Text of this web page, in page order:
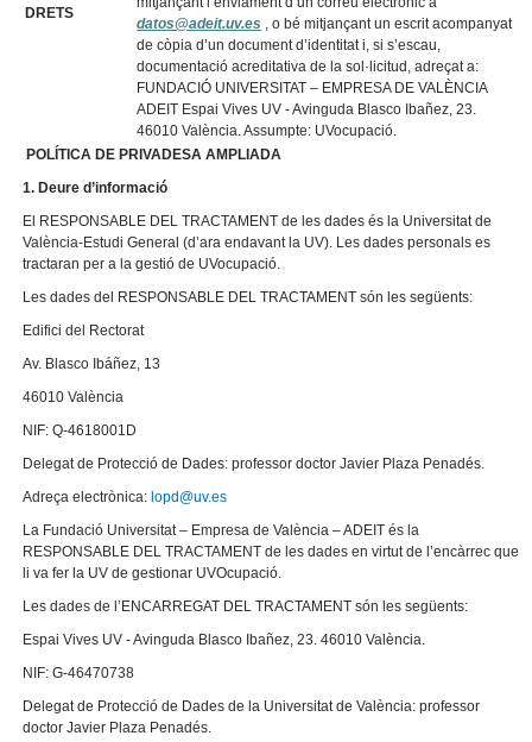
DRETS
datos@adeit.uv.es , o bé mitjançant un escrit acompanyat
de còpia d’un document d’identitat i, si s’escau,
documentació acreditativa de la sol·licitud, adreçat a:
FUNDACIÓ UNIVERSITAT – EMPRESA DE VALÈNCIA
ADEIT Espai Vives UV - Avinguda Blasco Ibañez, 23.
46010 València. Assumpte: UVocupació.
POLÍTICA DE PRIVADESA AMPLIADA
1. Deure d’informació
El RESPONSABLE DEL TRACTAMENT de les dades és la Universitat de
València-Estudi General (d’ara endavant la UV). Les dades personals es
tractaran per a la gestió de UVocupació.
Les dades del RESPONSABLE DEL TRACTAMENT són les següents:
Edifici del Rectorat
Av. Blasco Ibáñez, 13
46010 València
NIF: Q-4618001D
Delegat de Protecció de Dades: professor doctor Javier Plaza Penadés.
Adreça electrònica: lopd@uv.es
La Fundació Universitat – Empresa de València – ADEIT és la
RESPONSABLE DEL TRACTAMENT de les dades en virtut de l’encàrrec que
li va fer la UV de gestionar UVOcupació.
Les dades de l’ENCARREGAT DEL TRACTAMENT són les següents:
Espai Vives UV - Avinguda Blasco Ibañez, 23. 46010 València.
NIF: G-46470738
Delegat de Protecció de Dades de la Universitat de València: professor
doctor Javier Plaza Penadés.